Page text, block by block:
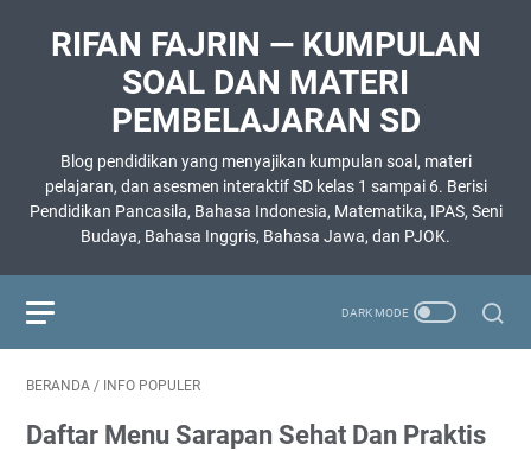
RIFAN FAJRIN — KUMPULAN
SOAL DAN MATERI
PEMBELAJARAN SD
Blog pendidikan yang menyajikan kumpulan soal, materi
pelajaran, dan asesmen interaktif SD kelas 1 sampai 6. Berisi
Pendidikan Pancasila, Bahasa Indonesia, Matematika, IPAS, Seni
Budaya, Bahasa Inggris, Bahasa Jawa, dan PJOK.
BERANDA / INFO POPULER
Daftar Menu Sarapan Sehat Dan Praktis